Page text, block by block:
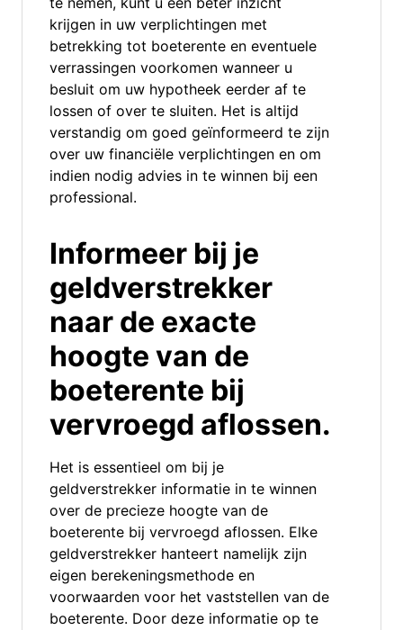
krijgen in uw verplichtingen met
betrekking tot boeterente en eventuele
verrassingen voorkomen wanneer u
besluit om uw hypotheek eerder af te
lossen of over te sluiten. Het is altijd
verstandig om goed geïnformeerd te zijn
over uw financiële verplichtingen en om
indien nodig advies in te winnen bij een
professional.
Informeer bij je
geldverstrekker
naar de exacte
hoogte van de
boeterente bij
vervroegd aflossen.
Het is essentieel om bij je
geldverstrekker informatie in te winnen
over de precieze hoogte van de
boeterente bij vervroegd aflossen. Elke
geldverstrekker hanteert namelijk zijn
eigen berekeningsmethode en
voorwaarden voor het vaststellen van de
boeterente. Door deze informatie op te